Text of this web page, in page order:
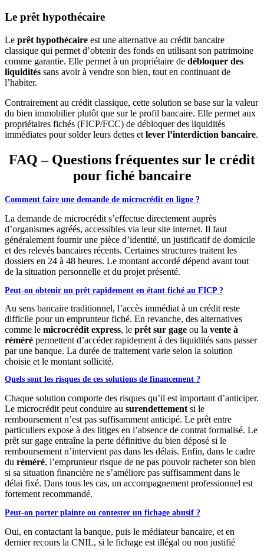
Le prêt hypothécaire
Le prêt hypothécaire est une alternative au crédit bancaire
classique qui permet d’obtenir des fonds en utilisant son patrimoine
comme garantie. Elle permet à un propriétaire de débloquer des
liquidités sans avoir à vendre son bien, tout en continuant de
l’habiter.
Contrairement au crédit classique, cette solution se base sur la valeur
du bien immobilier plutôt que sur le profil bancaire. Elle permet aux
propriétaires fichés (FICP/FCC) de débloquer des liquidités
immédiates pour solder leurs dettes et lever l’interdiction bancaire.
FAQ – Questions fréquentes sur le crédit
pour fiché bancaire
Comment faire une demande de microcrédit en ligne ?
La demande de microcrédit s’effectue directement auprès
d’organismes agréés, accessibles via leur site internet. Il faut
généralement fournir une pièce d’identité, un justificatif de domicile
et des relevés bancaires récents. Certaines structures traitent les
dossiers en 24 à 48 heures. Le montant accordé dépend avant tout
de la situation personnelle et du projet présenté.
Peut-on obtenir un prêt rapidement en étant fiché au FICP ?
Au sens bancaire traditionnel, l’accès immédiat à un crédit reste
difficile pour un emprunteur fiché. En revanche, des alternatives
comme le microcrédit express, le prêt sur gage ou la vente à
réméré permettent d’accéder rapidement à des liquidités sans passer
par une banque. La durée de traitement varie selon la solution
choisie et le montant sollicité.
Quels sont les risques de ces solutions de financement ?
Chaque solution comporte des risques qu’il est important d’anticiper.
Le microcrédit peut conduire au surendettement si le
remboursement n’est pas suffisamment anticipé. Le prêt entre
particuliers expose à des litiges en l’absence de contrat formalisé. Le
prêt sur gage entraîne la perte définitive du bien déposé si le
remboursement n’intervient pas dans les délais. Enfin, dans le cadre
du réméré, l’emprunteur risque de ne pas pouvoir racheter son bien
si sa situation financière ne s’améliore pas suffisamment dans le
délai fixé. Dans tous les cas, un accompagnement professionnel est
fortement recommandé.
Peut-on porter plainte ou contester un fichage abusif ?
Oui, en contactant la banque, puis le médiateur bancaire, et en
dernier recours la CNIL, si le fichage est illégal ou non justifié